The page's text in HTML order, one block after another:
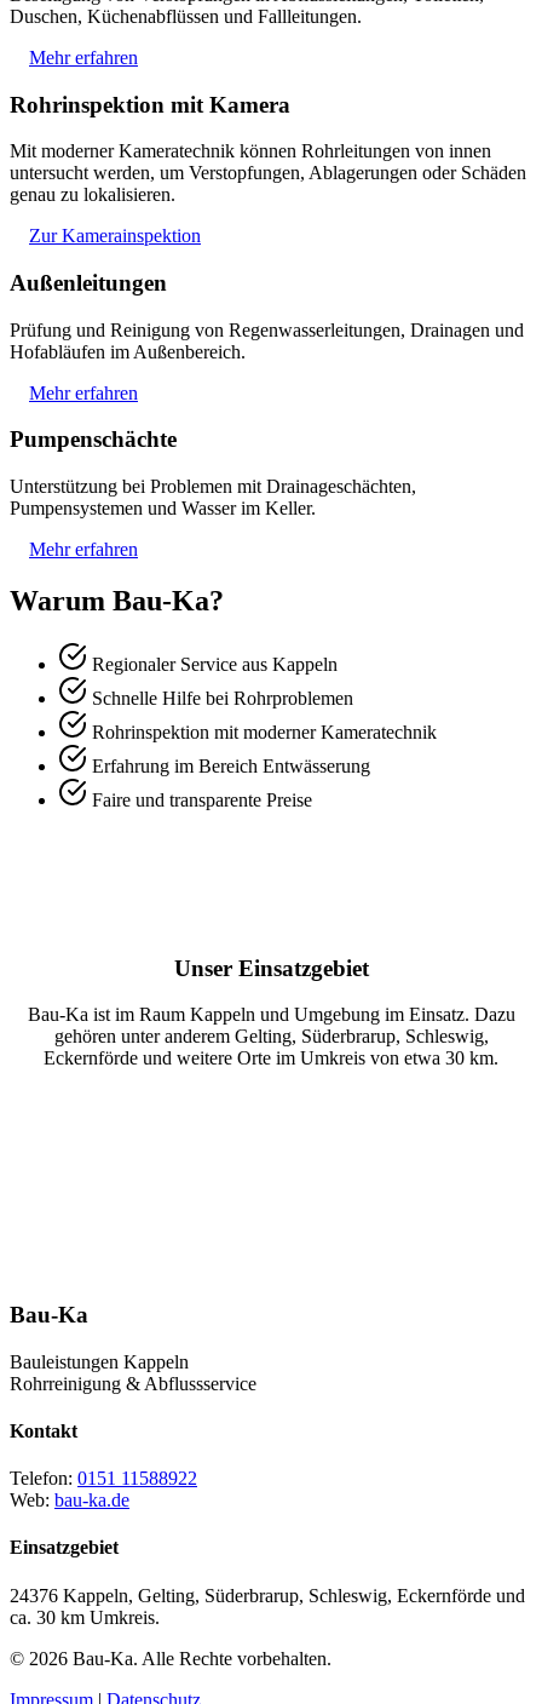
Duschen, Küchenabflüssen und Fallleitungen.
Mehr erfahren
Rohrinspektion mit Kamera
Mit moderner Kameratechnik können Rohrleitungen von innen
untersucht werden, um Verstopfungen, Ablagerungen oder Schäden
genau zu lokalisieren.
Zur Kamerainspektion
Außenleitungen
Prüfung und Reinigung von Regenwasserleitungen, Drainagen und
Hofabläufen im Außenbereich.
Mehr erfahren
Pumpenschächte
Unterstützung bei Problemen mit Drainageschächten,
Pumpensystemen und Wasser im Keller.
Mehr erfahren
Warum Bau-Ka?
Regionaler Service aus Kappeln
Schnelle Hilfe bei Rohrproblemen
Rohrinspektion mit moderner Kameratechnik
Erfahrung im Bereich Entwässerung
Faire und transparente Preise
Unser Einsatzgebiet
Bau-Ka ist im Raum Kappeln und Umgebung im Einsatz. Dazu
gehören unter anderem Gelting, Süderbrarup, Schleswig,
Eckernförde und weitere Orte im Umkreis von etwa 30 km.
Bau-Ka
Bauleistungen Kappeln
Rohrreinigung & Abflussservice
Kontakt
Telefon: 0151 11588922
Web: bau-ka.de
Einsatzgebiet
24376 Kappeln, Gelting, Süderbrarup, Schleswig, Eckernförde und
ca. 30 km Umkreis.
© 2026 Bau-Ka. Alle Rechte vorbehalten.
Impressum | Datenschutz